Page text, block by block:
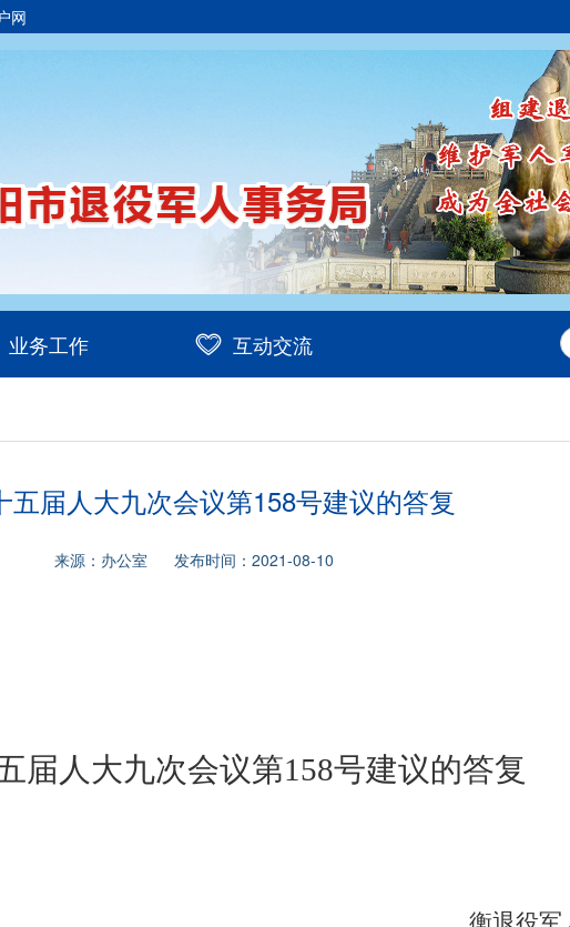
网
业务工作 互动交流
五届人大九次会议第158号建议的答复
来源：办公室 发布时间：2021-08-10
届人大九次会议第158号建议的答复